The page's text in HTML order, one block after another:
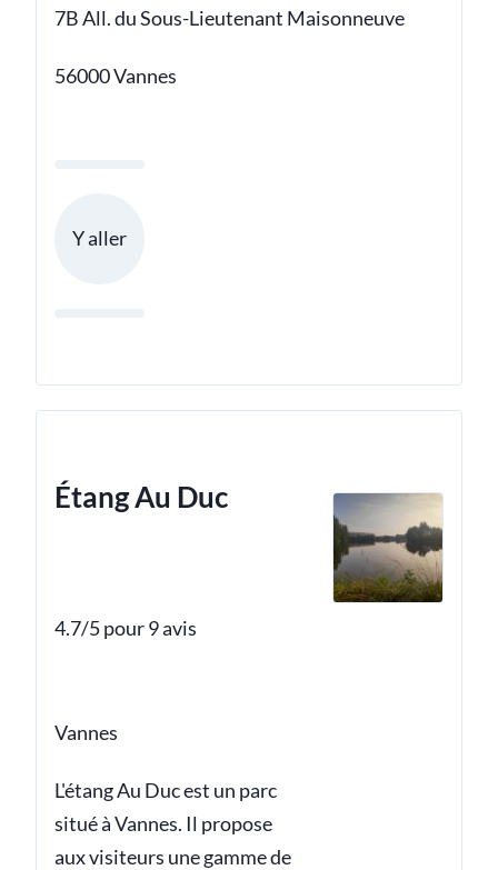
7B All. du Sous-Lieutenant Maisonneuve
56000 Vannes
Y aller
Étang Au Duc
4.7/5 pour 9 avis
Vannes
L'étang Au Duc est un parc
situé à Vannes. Il propose
aux visiteurs une gamme de